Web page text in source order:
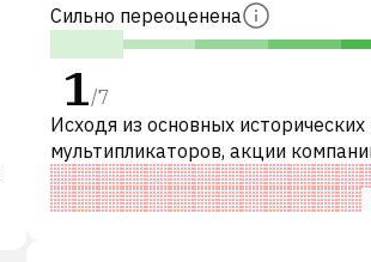
Сильно переоценена
1/7
Исходя из основных
мультипликаторов, акции
переоценены по сравнению с
компаниями. В частности, акция